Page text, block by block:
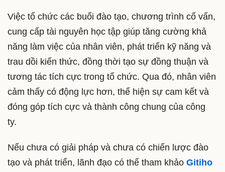
Việc tổ chức các buổi đào tạo, chương trình cố vấn,
cung cấp tài nguyên học tập giúp tăng cường khả
năng làm việc của nhân viên, phát triển kỹ năng và
trau dồi kiến thức, đồng thời tạo sự đồng thuận và
tương tác tích cực trong tổ chức. Qua đó, nhân viên
cảm thấy có động lực hơn, thể hiện sự cam kết và
đóng góp tích cực và thành công chung của công
ty.
Nếu chưa có giải pháp và chưa có chiến lược đào
tạo và phát triển, lãnh đạo có thể tham khảo Gitiho